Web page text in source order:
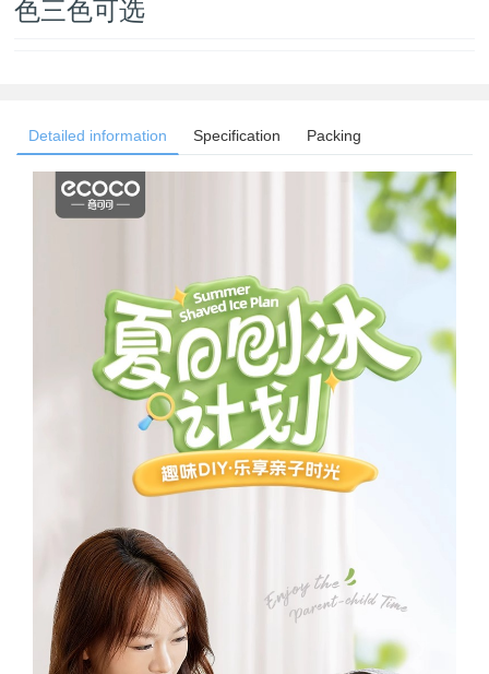
色三色可选
Detailed information Specification Packing